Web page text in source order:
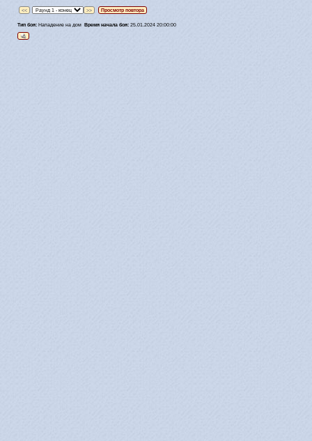
<< >> Просмотр повтора
Тип боя: Нападение на дом Время начала боя: 25.01.2024 20:00:00